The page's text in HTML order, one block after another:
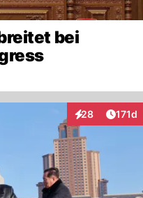
bei
28
Interaktionen
171d